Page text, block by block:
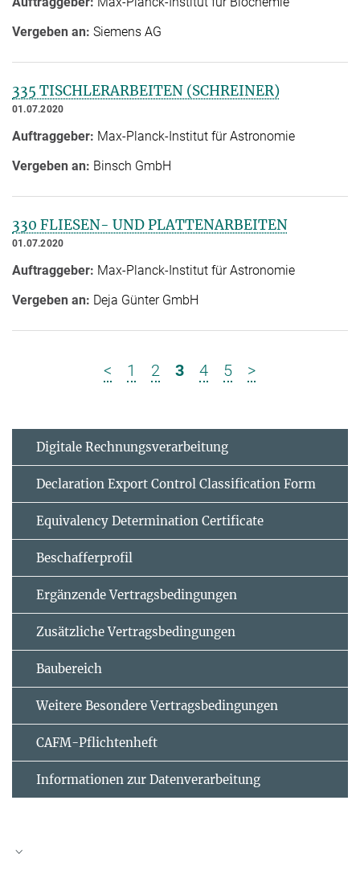
Vergeben an: Siemens AG
335 TISCHLERARBEITEN (SCHREINER)
01.07.2020
Auftraggeber: Max-Planck-Institut für Astronomie
Vergeben an: Binsch GmbH
330 FLIESEN- UND PLATTENARBEITEN
01.07.2020
Auftraggeber: Max-Planck-Institut für Astronomie
Vergeben an: Deja Günter GmbH
< 1 2 3 4 5 >
Digitale Rechnungsverarbeitung
Declaration Export Control Classification Form
Equivalency Determination Certificate
Beschafferprofil
Ergänzende Vertrags­bedingungen
Zusätzliche Vertrags­bedingungen
Baubereich
Weitere Besondere Vertragsbedingungen
CAFM-Pflichtenheft
Informationen zur Datenverarbeitung